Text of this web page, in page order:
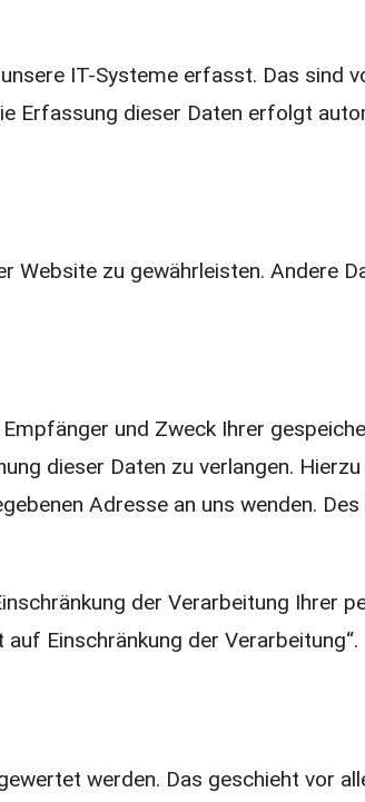
IT-Systeme erfasst. Das sind
Erfassung dieser Daten erfolgt
zu gewährleisten. Andere
und Zweck Ihrer
dieser Daten zu verlangen.
Adresse an uns wenden.
der Verarbeitung Ihrer
Einschränkung der Verarbeitung“.
werden. Das geschieht vor